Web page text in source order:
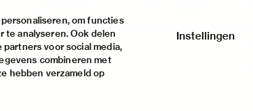
om functies
te analyseren. Ook delen
voor social media,
combineren met
hebben verzameld op
Instellingen
praktische informatie